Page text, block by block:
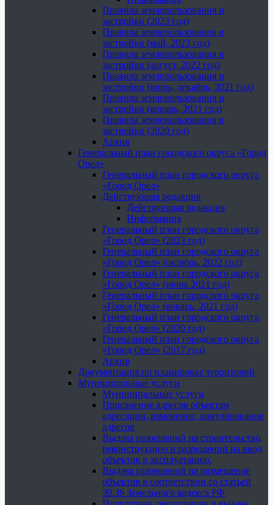
Правила землепользования и
застройки (2023 год)
Правила землепользования и
застройки (май, 2023 год)
Правила землепользования и
застройки (август, 2022 год)
Правила землепользования и
застройки (июнь, декабрь, 2021 год)
Правила землепользования и
застройки (январь, 2021 год)
Правила землепользования и
застройки (2020 год)
Архив
Генеральный план городского округа «Город
Орел»
Генеральный план городского округа
«Город Орел»
Действующая редакция
Действующая редакция
Информация
Генеральный план городского округа
«Город Орел» (2023 год)
Генеральный план городского округа
«Город Орел» (октябрь, 2022 год)
Генеральный план городского округа
«Город Орел» (июнь 2021 год)
Генеральный план городского округа
«Город Орел» (январь, 2021 год)
Генеральный план городского округа
«Город Орел» (2020 год)
Генеральный план городского округа
«Город Орел» (2017 год)
Архив
Документация по планировке территорий
Муниципальные услуги
Муниципальные услуги
Присвоение адресов объектам
адресации, изменение, аннулирование
адресов
Выдача разрешений на строительство,
реконструкцию и разрешений на ввод
объектов в эксплуатацию.
Выдача разрешений на размещение
объектов в соответствии со статьей
39.36 Земельного кодекса РФ